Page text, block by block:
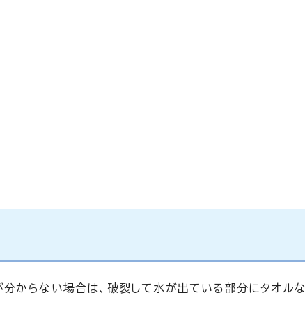
からない場合は、破裂して水が出ている部分にタオルな